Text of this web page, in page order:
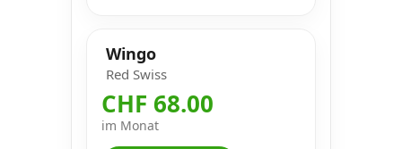
Wingo
Red Swiss
CHF 68.00
im Monat